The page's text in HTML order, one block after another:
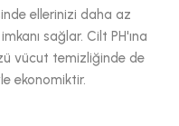
ellerinizi daha az
sağlar. Cilt PH'ına
vücut temizliğinde de
ekonomiktir.